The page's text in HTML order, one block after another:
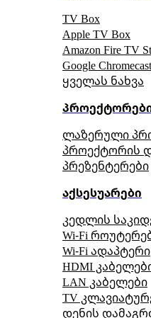
TV Box
Apple TV Box
Amazon Fire TV
Google Chromecast
ყველას ნახვა
ლაზერული
პროექტორის
პრეზენტერები
აქსესუარები
კედლის
Wi-Fi
Wi-Fi ადაპტერი
HDMI
LAN კაბელები
TV
დენის